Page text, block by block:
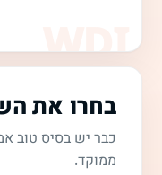
בחרו את
כבר יש בסיס טוב
ממוקד.